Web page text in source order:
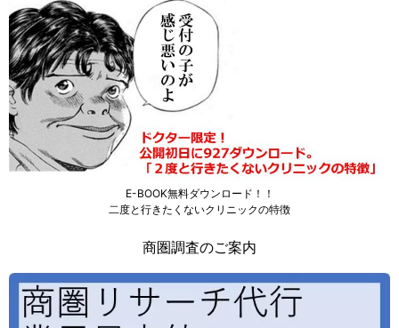
E-BOOK無料ダウンロード！！
二度と行きたくないクリニックの特徴
商圏調査のご案内